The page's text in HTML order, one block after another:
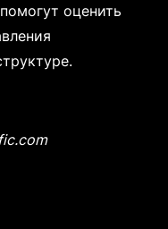
оценить